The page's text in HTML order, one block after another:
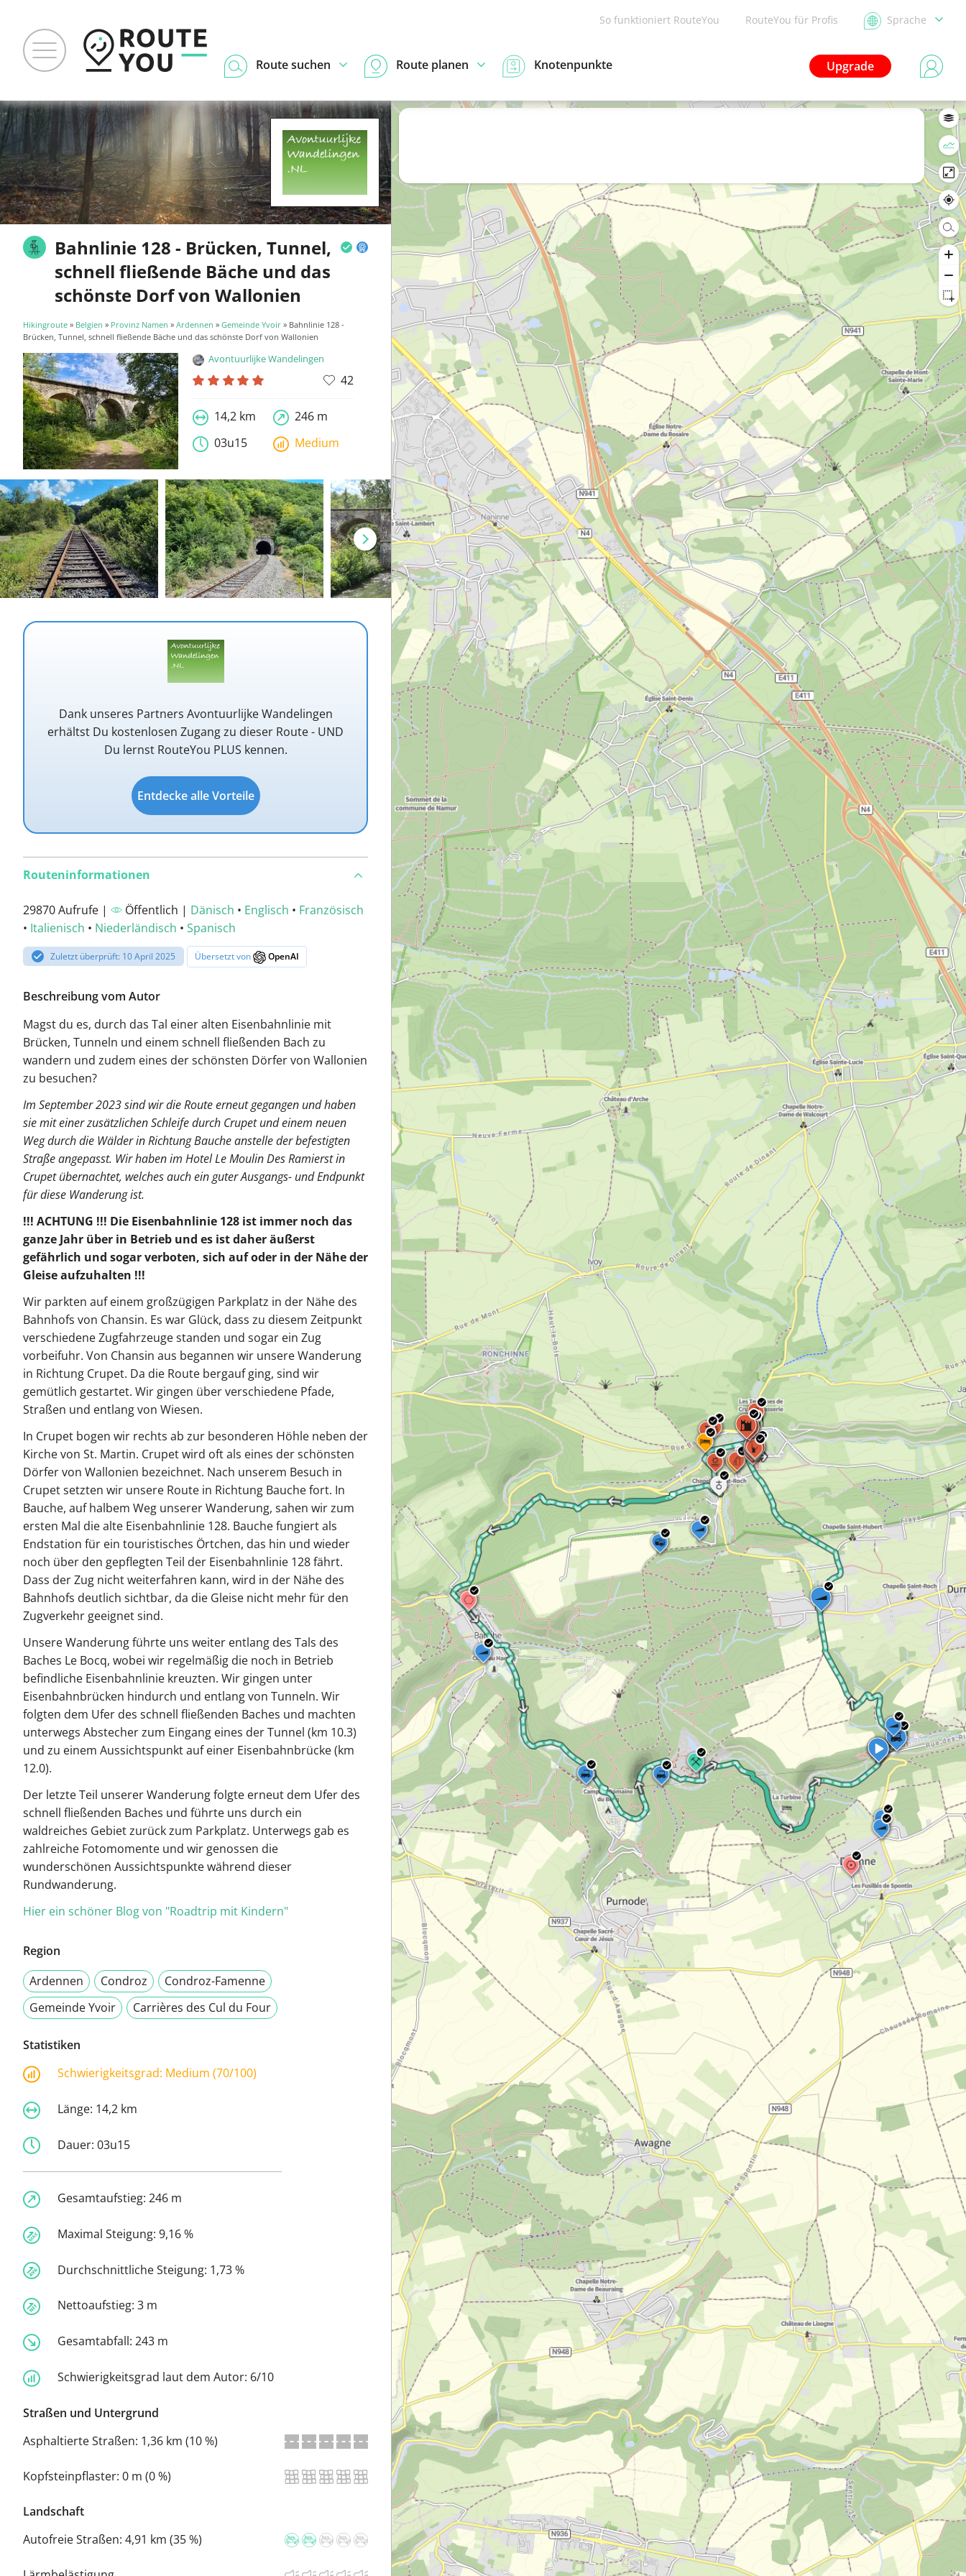
So funktioniert RouteYou RouteYou für Profis Sprache
Upgrade
Route suchen Route planen Knotenpunkte
Bahnlinie 128 - Brücken, Tunnel,
schnell fließende Bäche und das
schönste Dorf von Wallonien
Hikingroute » Belgien » Provinz Namen » Ardennen » Gemeinde Yvoir » Bahnlinie 128 -
Brücken, Tunnel, schnell fließende Bäche und das schönste Dorf von Wallonien
Avontuurlijke Wandelingen
42
14,2 km
246 m
03u15
Medium
Dank unseres Partners Avontuurlijke Wandelingen
erhältst Du kostenlosen Zugang zu dieser Route - UND
Du lernst RouteYou PLUS kennen.
Entdecke alle Vorteile
Routeninformationen
29870 Aufrufe | Öffentlich | Dänisch • Englisch • Französisch
• Italienisch • Niederländisch • Spanisch
Zuletzt überprüft: 10 April 2025 Übersetzt von OpenAI
Beschreibung vom Autor
Magst du es, durch das Tal einer alten Eisenbahnlinie mit
Brücken, Tunneln und einem schnell fließenden Bach zu
wandern und zudem eines der schönsten Dörfer von Wallonien
zu besuchen?
Im September 2023 sind wir die Route erneut gegangen und haben
sie mit einer zusätzlichen Schleife durch Crupet und einem neuen
Weg durch die Wälder in Richtung Bauche anstelle der befestigten
Straße angepasst. Wir haben im Hotel Le Moulin Des Ramierst in
Crupet übernachtet, welches auch ein guter Ausgangs- und Endpunkt
für diese Wanderung ist.
!!! ACHTUNG !!! Die Eisenbahnlinie 128 ist immer noch das
ganze Jahr über in Betrieb und es ist daher äußerst
gefährlich und sogar verboten, sich auf oder in der Nähe der
Gleise aufzuhalten !!!
Wir parkten auf einem großzügigen Parkplatz in der Nähe des
Bahnhofs von Chansin. Es war Glück, dass zu diesem Zeitpunkt
verschiedene Zugfahrzeuge standen und sogar ein Zug
vorbeifuhr. Von Chansin aus begannen wir unsere Wanderung
in Richtung Crupet. Da die Route bergauf ging, sind wir
gemütlich gestartet. Wir gingen über verschiedene Pfade,
Straßen und entlang von Wiesen.
In Crupet bogen wir rechts ab zur besonderen Höhle neben der
Kirche von St. Martin. Crupet wird oft als eines der schönsten
Dörfer von Wallonien bezeichnet. Nach unserem Besuch in
Crupet setzten wir unsere Route in Richtung Bauche fort. In
Bauche, auf halbem Weg unserer Wanderung, sahen wir zum
ersten Mal die alte Eisenbahnlinie 128. Bauche fungiert als
Endstation für ein touristisches Örtchen, das hin und wieder
noch über den gepflegten Teil der Eisenbahnlinie 128 fährt.
Dass der Zug nicht weiterfahren kann, wird in der Nähe des
Bahnhofs deutlich sichtbar, da die Gleise nicht mehr für den
Zugverkehr geeignet sind.
Unsere Wanderung führte uns weiter entlang des Tals des
Baches Le Bocq, wobei wir regelmäßig die noch in Betrieb
befindliche Eisenbahnlinie kreuzten. Wir gingen unter
Eisenbahnbrücken hindurch und entlang von Tunneln. Wir
folgten dem Ufer des schnell fließenden Baches und machten
unterwegs Abstecher zum Eingang eines der Tunnel (km 10.3)
und zu einem Aussichtspunkt auf einer Eisenbahnbrücke (km
12.0).
Der letzte Teil unserer Wanderung folgte erneut dem Ufer des
schnell fließenden Baches und führte uns durch ein
waldreiches Gebiet zurück zum Parkplatz. Unterwegs gab es
zahlreiche Fotomomente und wir genossen die
wunderschönen Aussichtspunkte während dieser
Rundwanderung.
Hier ein schöner Blog von "Roadtrip mit Kindern"
Region
Ardennen
Condroz
Condroz-Famenne
Gemeinde Yvoir
Carrières des Cul du Four
Statistiken
Schwierigkeitsgrad: Medium (70/100)
Länge: 14,2 km
Dauer: 03u15
Gesamtaufstieg: 246 m
Maximal Steigung: 9,16 %
Durchschnittliche Steigung: 1,73 %
Nettoaufstieg: 3 m
Gesamtabfall: 243 m
Schwierigkeitsgrad laut dem Autor: 6/10
Straßen und Untergrund
Asphaltierte Straßen: 1,36 km (10 %)
Kopfsteinpflaster: 0 m (0 %)
Landschaft
Autofreie Straßen: 4,91 km (35 %)